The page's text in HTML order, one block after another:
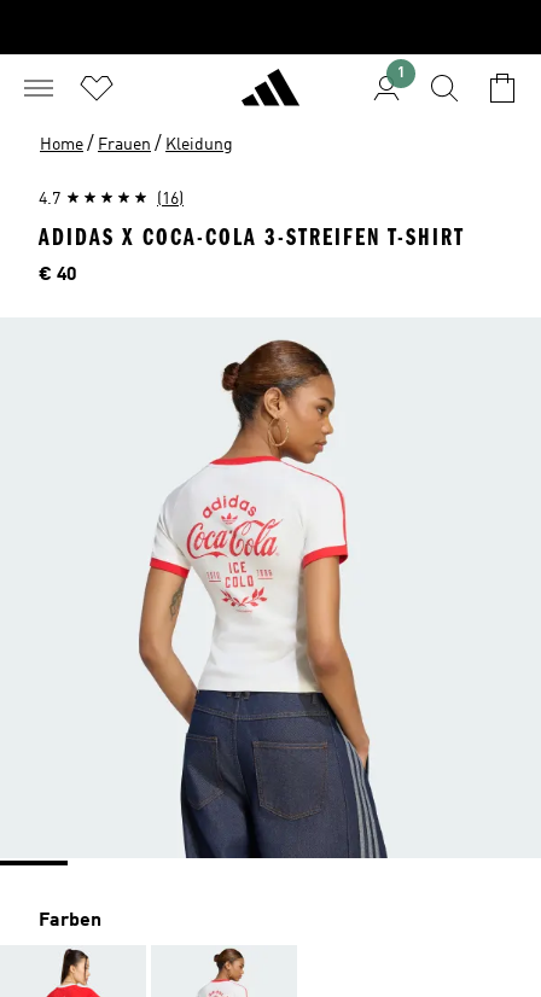
1
Home / Frauen / Kleidung
4.7 (16)
ADIDAS X COCA-COLA 3-STREIFEN T-SHIRT
Preis
€ 40
Farben